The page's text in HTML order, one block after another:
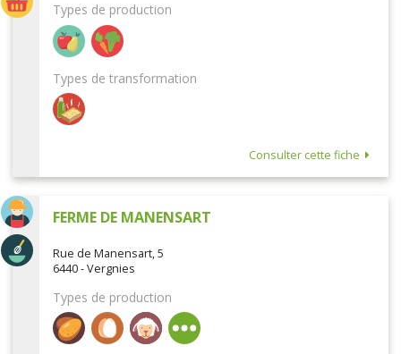
Types de production
Types de transformation
Consulter cette fiche
FERME DE MANENSART
Rue de Manensart, 5
6440 - Vergnies
Types de production